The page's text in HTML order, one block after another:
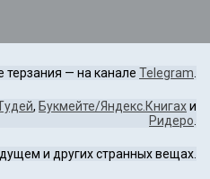
терзания — на канале Telegram
, Букмейте/Яндекс.Книгахи
Ридеро
и других странных вещах.